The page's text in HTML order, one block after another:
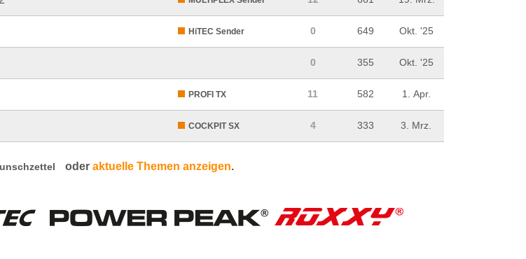
HiTEC Sender 0 649 Okt. '25
0 355 Okt. '25
PROFI TX 11 582 1. Apr.
COCKPIT SX 4 333 3. Mrz.
oder aktuelle Themen anzeigen.